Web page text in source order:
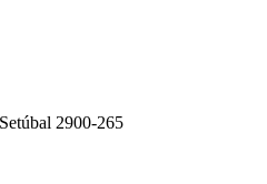
2900-265